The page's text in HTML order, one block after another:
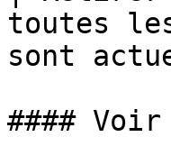
toutes
sont
####